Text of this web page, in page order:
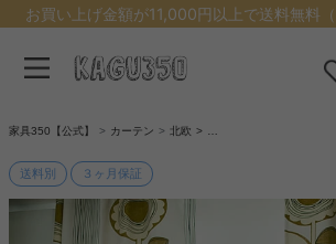
お買い上げ金額が11,000円以上で送料無料
家具350【公式】 カーテン 北欧
送料別 ３ヶ月保証